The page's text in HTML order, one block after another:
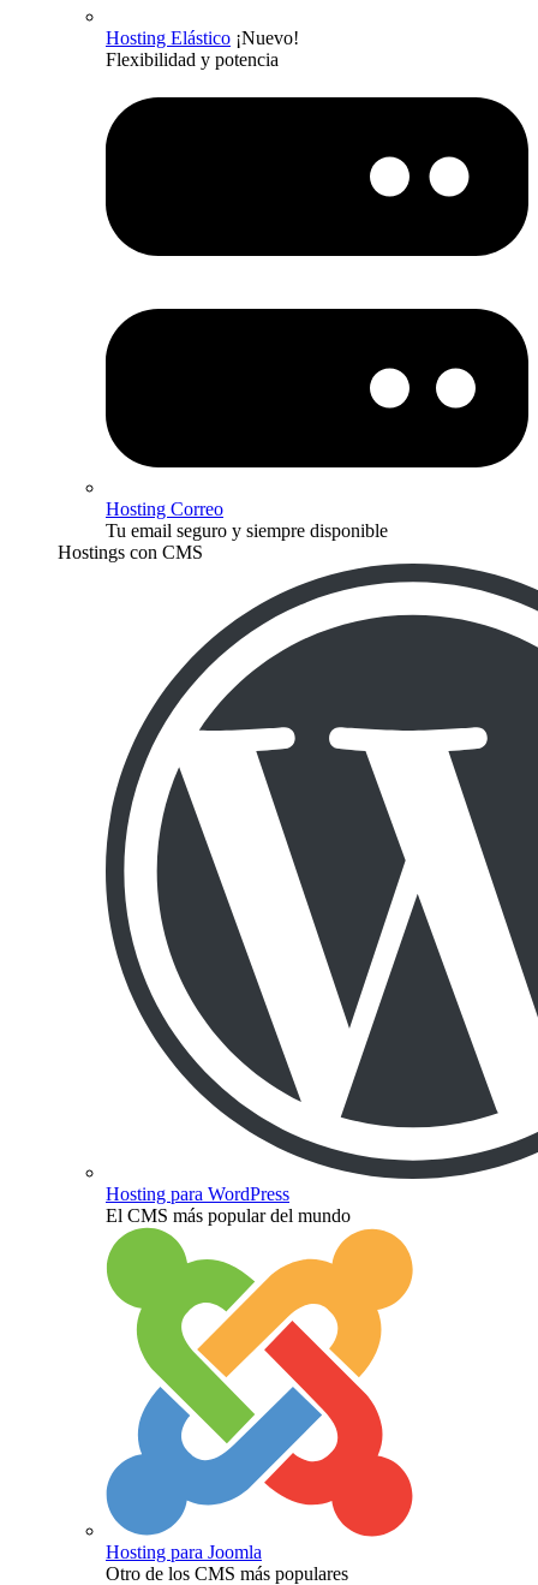
Hosting Elástico ¡Nuevo!
Flexibilidad y potencia
Hosting Correo
Tu email seguro y siempre disponible
Hostings con CMS
Hosting para WordPress
El CMS más popular del mundo
Hosting para Joomla
Otro de los CMS más populares